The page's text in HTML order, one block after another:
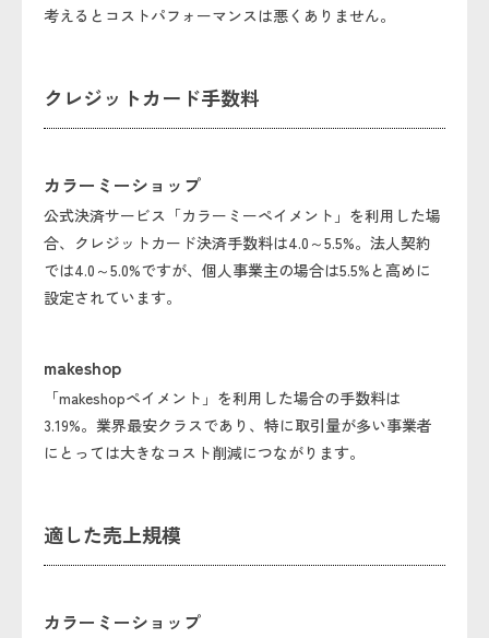
考えるとコストパフォーマンスは悪くありません。
クレジットカード手数料
カラーミーショップ
公式決済サービス「カラーミーペイメント」を利用した場
合、クレジットカード決済手数料は4.0～5.5%。法人契約
では4.0～5.0%ですが、個人事業主の場合は5.5%と高めに
設定されています。
makeshop
「makeshopペイメント」を利用した場合の手数料は
3.19%。業界最安クラスであり、特に取引量が多い事業者
にとっては大きなコスト削減につながります。
適した売上規模
カラーミーショップ